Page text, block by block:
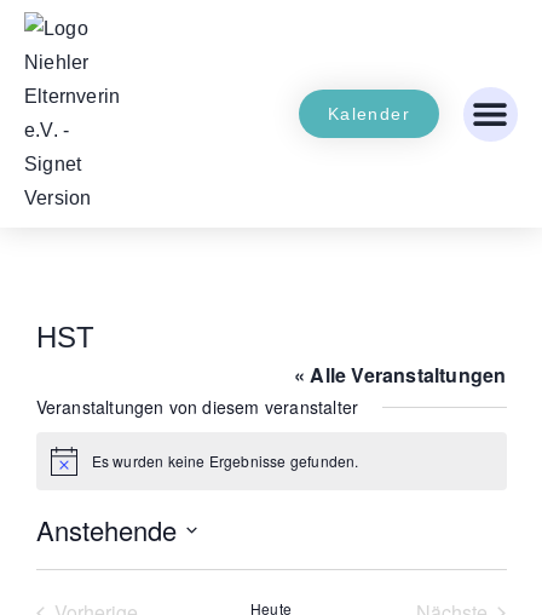
Kalender
HST
« Alle Veranstaltungen
Veranstaltungen von diesem veranstalter
HinweisEs wurden keine Ergebnisse gefunden.
Anstehende
wählen.
Heute